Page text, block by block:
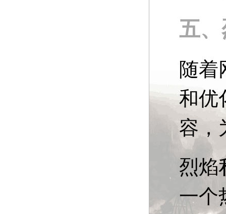
五
随着
和优
容，
烈焰
一个